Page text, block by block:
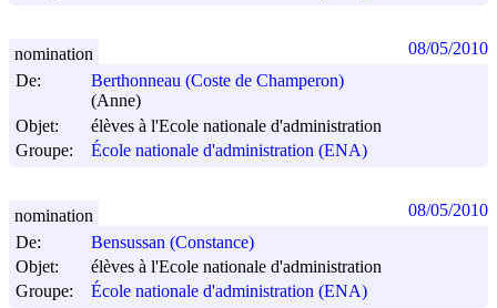
De:
Berthonneau (Coste de Champeron)
(Anne)
Objet:
élèves à l'Ecole nationale d'administration
Groupe:
École nationale d'administration (ENA)
nomination 08/05/2010
De:
Bensussan (Constance)
Objet:
élèves à l'Ecole nationale d'administration
Groupe:
École nationale d'administration (ENA)
nomination 08/05/2010